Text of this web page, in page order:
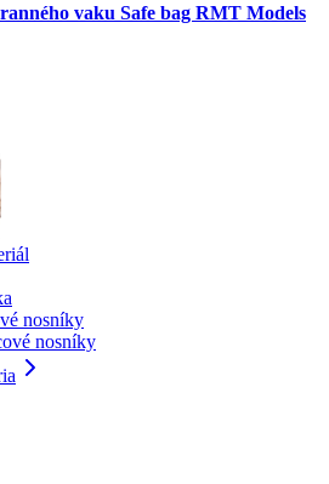
vaku Safe bag RMT Models
nosníky
nosníky